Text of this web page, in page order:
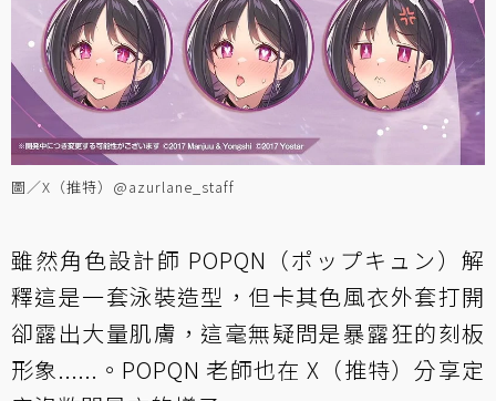
圖／X（推特）@azurlane_staff
雖然角色設計師 POPQN（ポップキュン）解
釋這是一套泳裝造型，但卡其色風衣外套打開
卻露出大量肌膚，這毫無疑問是暴露狂的刻板
形象......。POPQN 老師也在 X（推特）分享定